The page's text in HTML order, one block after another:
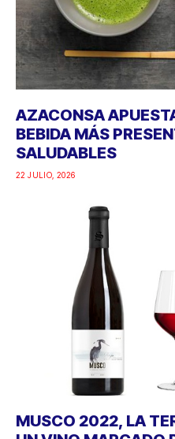
AZACONSA
BEBIDA MÁS
SALUDABLES
22 JULIO, 2026
MUSCO 2022, LA